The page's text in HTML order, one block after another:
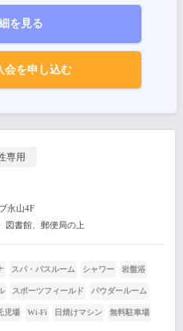
を見る
会を申し込む
専用
永山4F
図書館、郵便局の上
スパ・バスルーム シャワー 岩盤浴
スポーツフィールド パウダールーム
児場 Wi-Fi 日焼けマシン 無料駐車場